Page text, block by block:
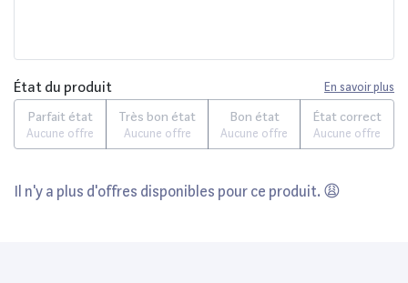
État du produit En savoir plus
Parfait état
Aucune offre
Très bon état
Aucune offre
Bon état
Aucune offre
État correct
Aucune offre
Il n'y a plus d'offres disponibles pour ce produit. 😩